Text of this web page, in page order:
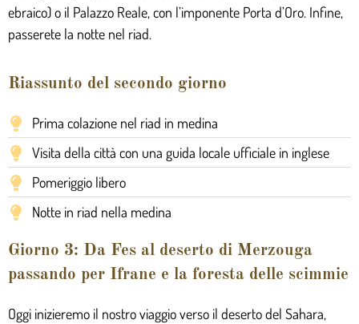
ebraico) o il Palazzo Reale, con l’imponente Porta d’Oro. Infine,
passerete la notte nel riad.
Riassunto del secondo giorno
Prima colazione nel riad in medina
Visita della città con una guida locale ufficiale in inglese
Pomeriggio libero
Notte in riad nella medina
Giorno 3: Da Fes al deserto di Merzouga
passando per Ifrane e la foresta delle scimmie
Oggi inizieremo il nostro viaggio verso il deserto del Sahara,